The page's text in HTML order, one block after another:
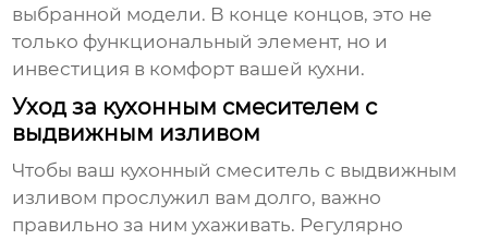
выбранной модели. В конце концов, это не
только функциональный элемент, но и
инвестиция в комфорт вашей кухни.
Уход за кухонным смесителем с
выдвижным изливом
Чтобы ваш кухонный смеситель с выдвижным
изливом прослужил вам долго, важно
правильно за ним ухаживать. Регулярно